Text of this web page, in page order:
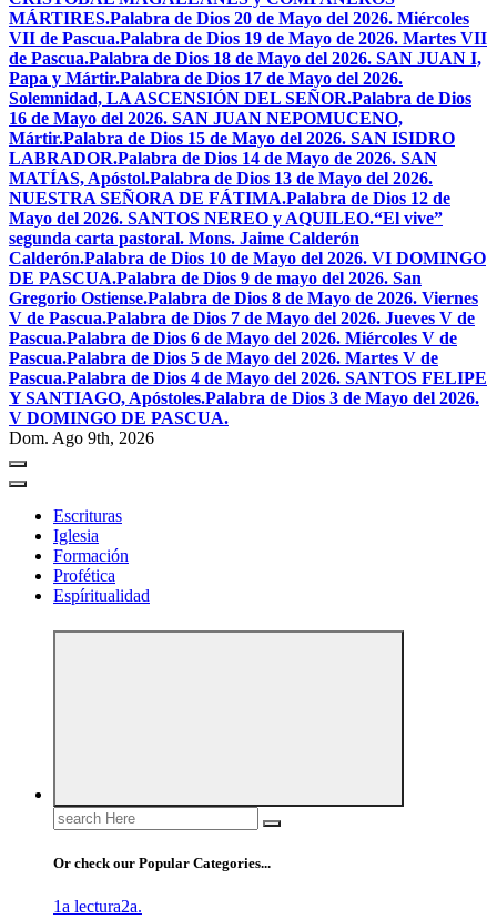
MÁRTIRES.Palabra de Dios 20 de Mayo del 2026. Miércoles
VII de Pascua.Palabra de Dios 19 de Mayo de 2026. Martes VII
de Pascua.Palabra de Dios 18 de Mayo del 2026. SAN JUAN I,
Papa y Mártir.Palabra de Dios 17 de Mayo del 2026.
Solemnidad, LA ASCENSIÓN DEL SEÑOR.Palabra de Dios
16 de Mayo del 2026. SAN JUAN NEPOMUCENO,
Mártir.Palabra de Dios 15 de Mayo del 2026. SAN ISIDRO
LABRADOR.Palabra de Dios 14 de Mayo de 2026. SAN
MATÍAS, Apóstol.Palabra de Dios 13 de Mayo del 2026.
NUESTRA SEÑORA DE FÁTIMA.Palabra de Dios 12 de
Mayo del 2026. SANTOS NEREO y AQUILEO.“El vive”
segunda carta pastoral. Mons. Jaime Calderón
Calderón.Palabra de Dios 10 de Mayo del 2026. VI DOMINGO
DE PASCUA.Palabra de Dios 9 de mayo del 2026. San
Gregorio Ostiense.Palabra de Dios 8 de Mayo de 2026. Viernes
V de Pascua.Palabra de Dios 7 de Mayo del 2026. Jueves V de
Pascua.Palabra de Dios 6 de Mayo del 2026. Miércoles V de
Pascua.Palabra de Dios 5 de Mayo del 2026. Martes V de
Pascua.Palabra de Dios 4 de Mayo del 2026. SANTOS FELIPE
Y SANTIAGO, Apóstoles.Palabra de Dios 3 de Mayo del 2026.
V DOMINGO DE PASCUA.
Dom. Ago 9th, 2026
Escrituras
Iglesia
Formación
Profética
Espíritualidad
Search
for:
Or check our Popular Categories...
1a lectura2a.